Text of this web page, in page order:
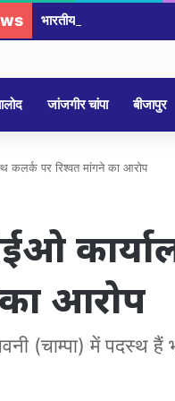
जांजगीर चांपा बीजापुर
कलर्क पर रिश्वत मांगने का आरोप
आरोप
(चाम्पा) में पदस्थ हैं